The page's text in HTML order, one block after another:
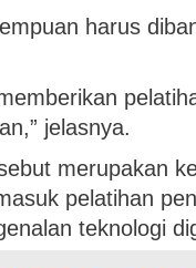
harus
jelasnya.
merupakan
pelatihan
teknologi